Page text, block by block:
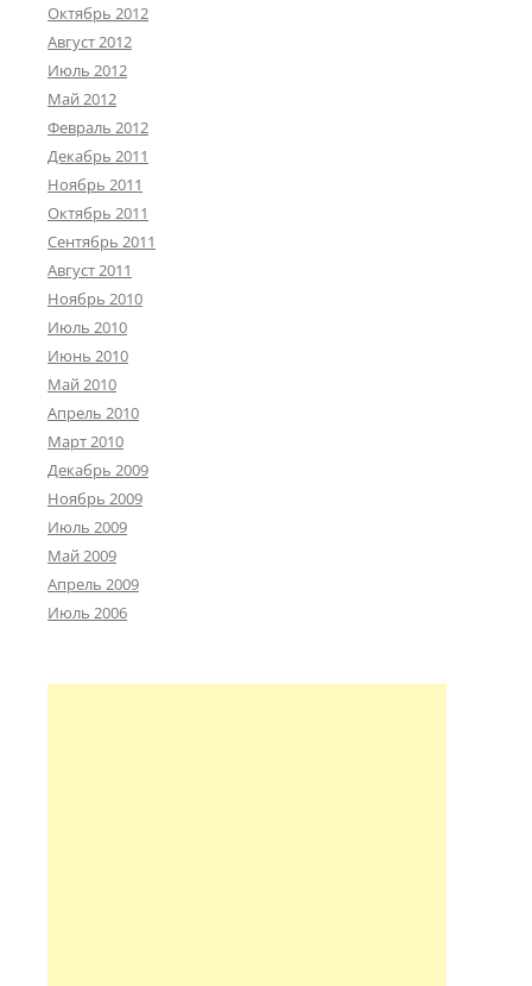
Октябрь 2012
Август 2012
Июль 2012
Май 2012
Февраль 2012
Декабрь 2011
Ноябрь 2011
Октябрь 2011
Сентябрь 2011
Август 2011
Ноябрь 2010
Июль 2010
Июнь 2010
Май 2010
Апрель 2010
Март 2010
Декабрь 2009
Ноябрь 2009
Июль 2009
Май 2009
Апрель 2009
Июль 2006